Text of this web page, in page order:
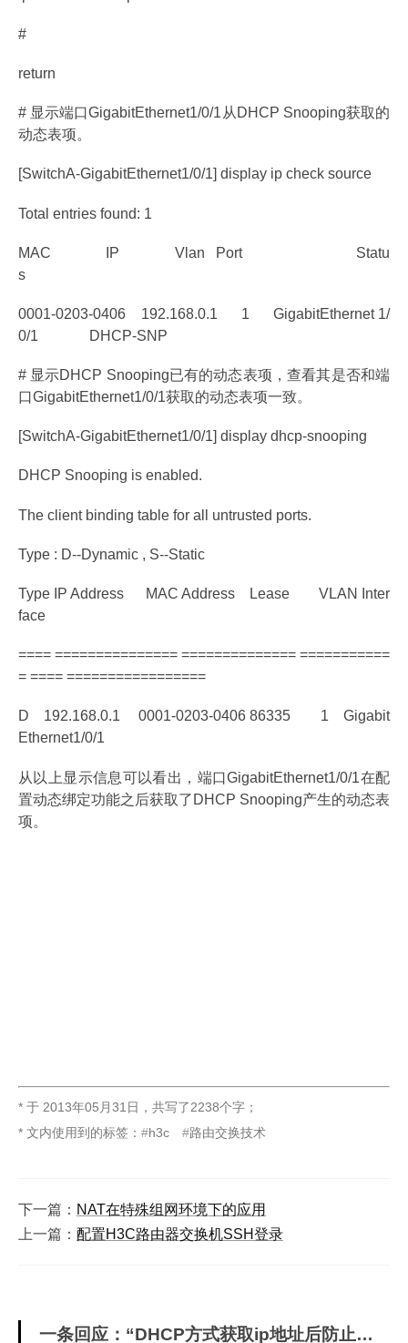
#
return
# 显示端口GigabitEthernet1/0/1从DHCP Snooping获取的
动态表项。
[SwitchA-GigabitEthernet1/0/1] display ip check source
Total entries found: 1
MAC IP Vlan Port Statu
s
0001-0203-0406 192.168.0.1 1 GigabitEthernet 1/
0/1 DHCP-SNP
# 显示DHCP Snooping已有的动态表项，查看其是否和端
口GigabitEthernet1/0/1获取的动态表项一致。
[SwitchA-GigabitEthernet1/0/1] display dhcp-snooping
DHCP Snooping is enabled.
The client binding table for all untrusted ports.
Type : D--Dynamic , S--Static
Type IP Address MAC Address Lease VLAN Inter
face
==== =============== ============== ===========
= ==== =================
D 192.168.0.1 0001-0203-0406 86335 1 Gigabit
Ethernet1/0/1
从以上显示信息可以看出，端口GigabitEthernet1/0/1在配
置动态绑定功能之后获取了DHCP Snooping产生的动态表
项。
* 于 2013年05月31日 ， 共写了2238个字 ；
* 文内使用到的标签：
h3c 路由交换技术
下一篇： NAT在特殊组网环境下的应用
上一篇： 配置H3C路由器交换机SSH登录
一条回应：“DHCP方式获取ip地址后防止用户手动修改ip地址方法”